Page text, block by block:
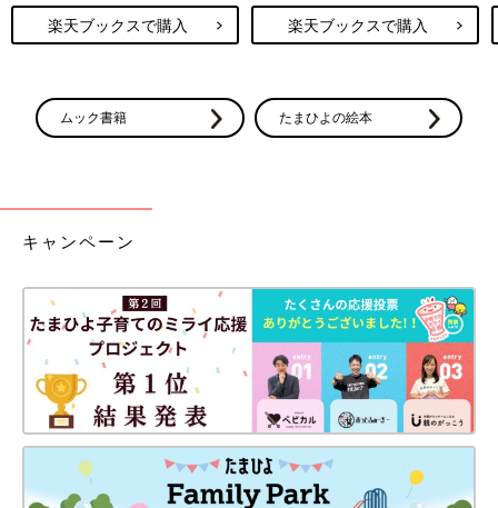
楽天ブックスで購入 楽天ブックスで購入
ムック書籍 たまひよの絵本
キャンペーン